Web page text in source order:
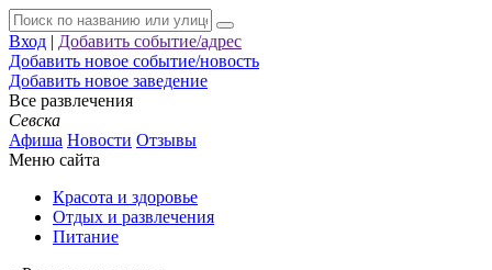
Вход | Добавить событие/адрес
Добавить новое событие/новость
Добавить новое заведение
Все развлечения
Севска
Афиша Новости Отзывы
Меню сайта
Красота и здоровье
Отдых и развлечения
Питание